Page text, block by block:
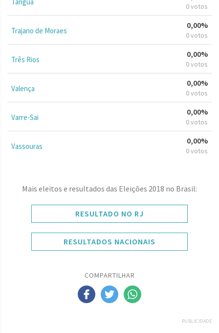
0 votos
Trajano de Moraes
0,00%
0 votos
Três Rios
0,00%
0 votos
Valença
0,00%
0 votos
Varre-Sai
0,00%
0 votos
Vassouras
0,00%
0 votos
Mais eleitos e resultados das Eleições 2018 no Brasil:
RESULTADO NO RJ
RESULTADOS NACIONAIS
COMPARTILHAR
PUBLICIDADE